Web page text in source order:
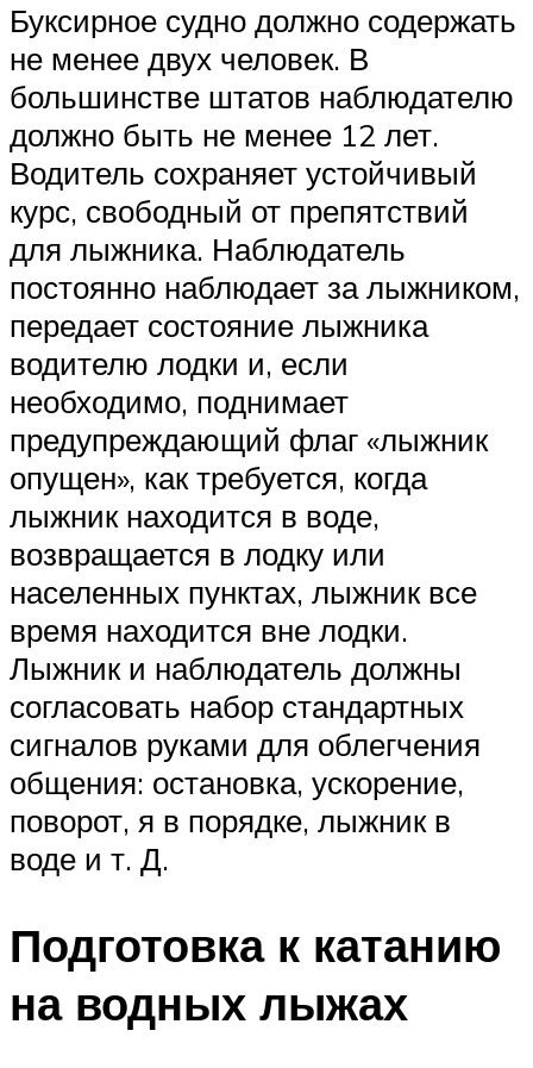
Буксирное судно должно содержать
не менее двух человек. В
большинстве штатов наблюдателю
должно быть не менее 12 лет.
Водитель сохраняет устойчивый
курс, свободный от препятствий
для лыжника. Наблюдатель
постоянно наблюдает за лыжником,
передает состояние лыжника
водителю лодки и, если
необходимо, поднимает
предупреждающий флаг «лыжник
опущен», как требуется, когда
лыжник находится в воде,
возвращается в лодку или
населенных пунктах, лыжник все
время находится вне лодки.
Лыжник и наблюдатель должны
согласовать набор стандартных
сигналов руками для облегчения
общения: остановка, ускорение,
поворот, я в порядке, лыжник в
воде и т. Д.
Подготовка к катанию
на водных лыжах